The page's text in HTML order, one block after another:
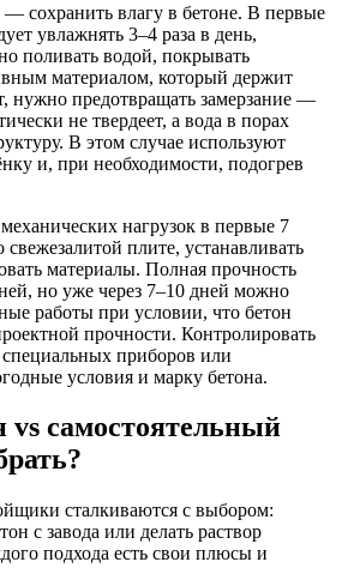
— сохранить влагу в бетоне. В первые
увлажнять 3–4 раза в день,
поливать водой, покрывать
материалом, который держит
нужно предотвращать замерзание —
не твердеет, а вода в порах
В этом случае используют
и, при необходимости, подогрев
нагрузок в первые 7
свежезалитой плите, устанавливать
материалы. Полная прочность
но уже через 7–10 дней можно
работы при условии, что бетон
прочности. Контролировать
приборов или
условия и марку бетона.
vs самостоятельный
сталкиваются с выбором:
с завода или делать раствор
подхода есть свои плюсы и